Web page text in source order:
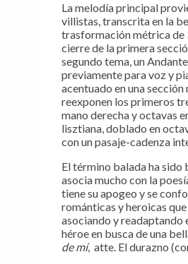
La melodía principal
villistas, transcrita en la
trasformación métrica de
cierre de la primera
segundo tema, un
previamente para voz y
acentuado en una
reexponen los primeros
mano derecha y octavas
lisztiana, doblado en
con un pasaje-cadenza
El término balada ha sido
asocia mucho con la
tiene su apogeo y se
románticas y heroicas
asociando y readaptando
héroe en busca de una
de mí, atte. El durazno